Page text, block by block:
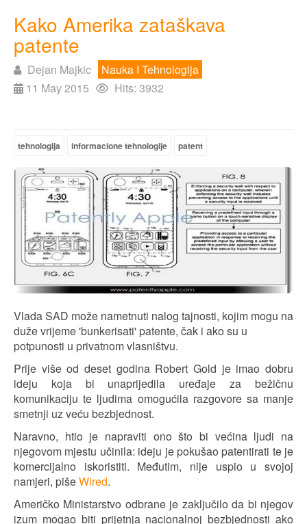
Kako Amerika zataškava
patente
Dejan Majkic
Nauka I Tehnologija
11 May 2015
Hits: 3932
tehnologija informacione tehnologije patent
Vlada SAD može nametnuti nalog tajnosti, kojim mogu na
duže vrijeme 'bunkerisati' patente, čak i ako su u
potpunosti u privatnom vlasništvu.
Prije više od deset godina Robert Gold je imao dobru
ideju koja bi unaprijedila uređaje za bežičnu
komunikaciju te ljudima omogućila razgovore sa manje
smetnji uz veću bezbjednost.
Naravno, htio je napraviti ono što bi većina ljudi na
njegovom mjestu učinila: ideju je pokušao patentirati te je
komercijalno iskoristiti. Međutim, nije uspio u svojoj
namjeri, pišeWired.
Američko Ministarstvo odbrane je zaključilo da bi njegov
izum mogao biti prijetnja nacionalnoj bezbjednosti ako